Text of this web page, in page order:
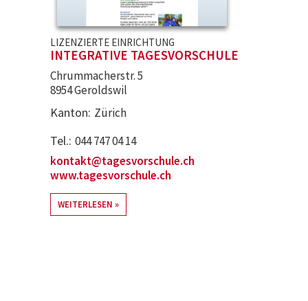
LIZENZIERTE EINRICHTUNG
INTEGRATIVE TAGESVORSCHULE
Chrummacherstr. 5
8954 Geroldswil
Kanton Zürich
Tel. 044 747 04 14
kontakt@tagesvorschule.ch
www.tagesvorschule.ch
WEITERLESEN